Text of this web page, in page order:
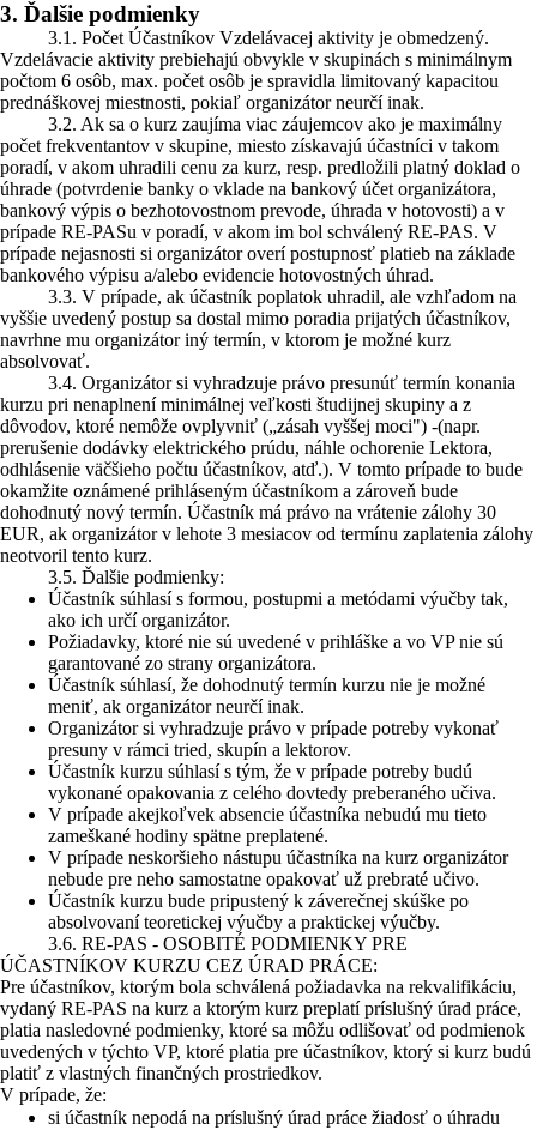
3. Ďalšie podmienky
3.1. Počet Účastníkov Vzdelávacej aktivity je obmedzený.
Vzdelávacie aktivity prebiehajú obvykle v skupinách s minimálnym
počtom 6 osôb, max. počet osôb je spravidla limitovaný kapacitou
prednáškovej miestnosti, pokiaľ organizátor neurčí inak.
3.2. Ak sa o kurz zaujíma viac záujemcov ako je maximálny
počet frekventantov v skupine, miesto získavajú účastníci v takom
poradí, v akom uhradili cenu za kurz, resp. predložili platný doklad o
úhrade (potvrdenie banky o vklade na bankový účet organizátora,
bankový výpis o bezhotovostnom prevode, úhrada v hotovosti) a v
prípade RE-PASu v poradí, v akom im bol schválený RE-PAS. V
prípade nejasnosti si organizátor overí postupnosť platieb na základe
bankového výpisu a/alebo evidencie hotovostných úhrad.
3.3. V prípade, ak účastník poplatok uhradil, ale vzhľadom na
vyššie uvedený postup sa dostal mimo poradia prijatých účastníkov,
navrhne mu organizátor iný termín, v ktorom je možné kurz
absolvovať.
3.4. Organizátor si vyhradzuje právo presunúť termín konania
kurzu pri nenaplnení minimálnej veľkosti študijnej skupiny a z
dôvodov, ktoré nemôže ovplyvniť („zásah vyššej moci") -(napr.
prerušenie dodávky elektrického prúdu, náhle ochorenie Lektora,
odhlásenie väčšieho počtu účastníkov, atď.). V tomto prípade to bude
okamžite oznámené prihláseným účastníkom a zároveň bude
dohodnutý nový termín. Účastník má právo na vrátenie zálohy 30
EUR, ak organizátor v lehote 3 mesiacov od termínu zaplatenia zálohy
neotvoril tento kurz.
3.5. Ďalšie podmienky:
Účastník súhlasí s formou, postupmi a metódami výučby tak,
ako ich určí organizátor.
Požiadavky, ktoré nie sú uvedené v prihláške a vo VP nie sú
garantované zo strany organizátora.
Účastník súhlasí, že dohodnutý termín kurzu nie je možné
meniť, ak organizátor neurčí inak.
Organizátor si vyhradzuje právo v prípade potreby vykonať
presuny v rámci tried, skupín a lektorov.
Účastník kurzu súhlasí s tým, že v prípade potreby budú
vykonané opakovania z celého dovtedy preberaného učiva.
V prípade akejkoľvek absencie účastníka nebudú mu tieto
zameškané hodiny spätne preplatené.
V prípade neskoršieho nástupu účastníka na kurz organizátor
nebude pre neho samostatne opakovať už prebraté učivo.
Účastník kurzu bude pripustený k záverečnej skúške po
absolvovaní teoretickej výučby a praktickej výučby.
3.6. RE-PAS - OSOBITÉ PODMIENKY PRE
ÚČASTNÍKOV KURZU CEZ ÚRAD PRÁCE:
Pre účastníkov, ktorým bola schválená požiadavka na rekvalifikáciu,
vydaný RE-PAS na kurz a ktorým kurz preplatí príslušný úrad práce,
platia nasledovné podmienky, ktoré sa môžu odlišovať od podmienok
uvedených v týchto VP, ktoré platia pre účastníkov, ktorý si kurz budú
platiť z vlastných finančných prostriedkov.
V prípade, že:
si účastník nepodá na príslušný úrad práce žiadosť o úhradu